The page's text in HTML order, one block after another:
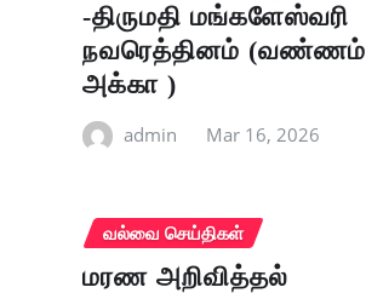
-திருமதி மங்களேஸ்வரி
நவரெத்தினம் (வண்ணம்
அக்கா )
admin Mar 16, 2026
வல்வை செய்திகள்
மரண அறிவித்தல்